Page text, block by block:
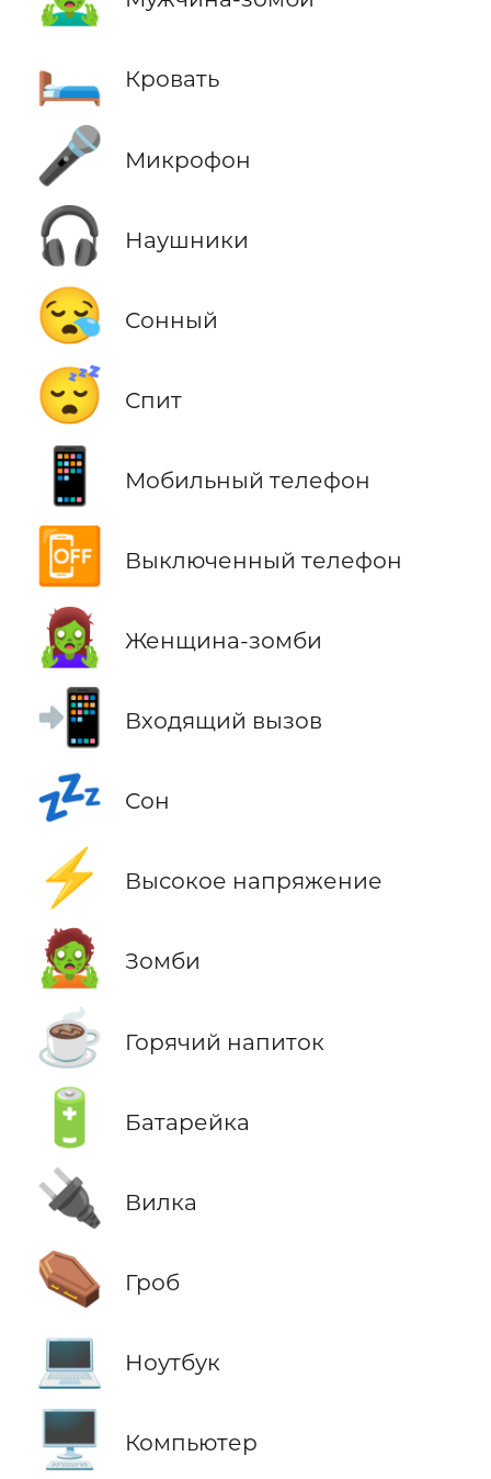
🛏️ Кровать
🎤 Микрофон
🎧 Наушники
😪 Сонный
😴 Спит
📱 Мобильный телефон
📴 Выключенный телефон
🧟‍♀️ Женщина-зомби
📲 Входящий вызов
💤 Сон
⚡ Высокое напряжение
🧟 Зомби
☕ Горячий напиток
🔋 Батарейка
🔌 Вилка
⚰️ Гроб
💻 Ноутбук
🖥️ Компьютер